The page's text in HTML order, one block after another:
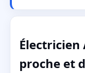
Électricien
proche et